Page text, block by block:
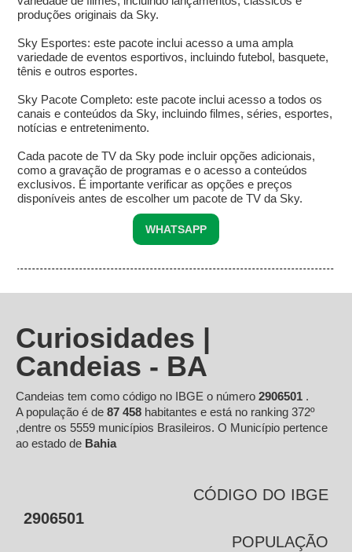
produções originais da Sky.
Sky Esportes: este pacote inclui acesso a uma ampla
variedade de eventos esportivos, incluindo futebol, basquete,
tênis e outros esportes.
Sky Pacote Completo: este pacote inclui acesso a todos os
canais e conteúdos da Sky, incluindo filmes, séries, esportes,
notícias e entretenimento.
Cada pacote de TV da Sky pode incluir opções adicionais,
como a gravação de programas e o acesso a conteúdos
exclusivos. É importante verificar as opções e preços
disponíveis antes de escolher um pacote de TV da Sky.
WHATSAPP
Curiosidades |
Candeias - BA
Candeias tem como código no IBGE o número 2906501 .
A população é de 87 458 habitantes e está no ranking 372º
,dentre os 5559 municípios Brasileiros. O Município pertence
ao estado de Bahia
CÓDIGO DO IBGE
2906501
POPULAÇÃO